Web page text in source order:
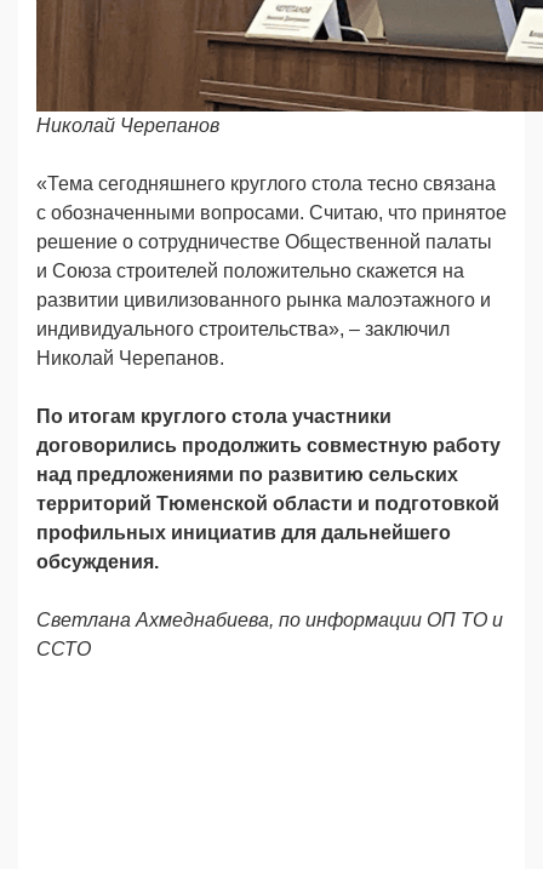
Николай Черепанов
«Тема сегодняшнего круглого стола тесно связана
с обозначенными вопросами. Считаю, что принятое
решение о сотрудничестве Общественной палаты
и Союза строителей положительно скажется на
развитии цивилизованного рынка малоэтажного и
индивидуального строительства», – заключил
Николай Черепанов.
По итогам круглого стола участники
договорились продолжить совместную работу
над предложениями по развитию сельских
территорий Тюменской области и подготовкой
профильных инициатив для дальнейшего
обсуждения.
Светлана Ахмеднабиева, по информации ОП ТО и
ССТО